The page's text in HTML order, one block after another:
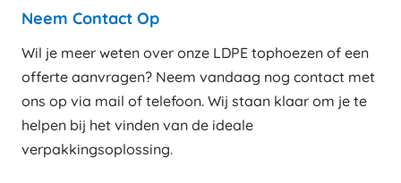
Neem Contact Op
Wil je meer weten over onze LDPE tophoezen of een
offerte aanvragen? Neem vandaag nog contact met
ons op via mail of telefoon. Wij staan klaar om je te
helpen bij het vinden van de ideale
verpakkingsoplossing.